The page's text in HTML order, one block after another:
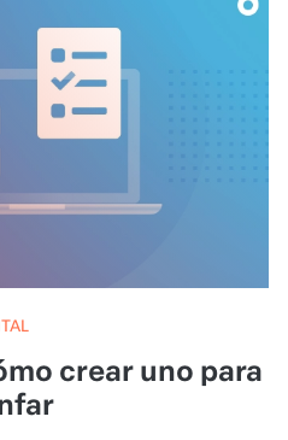
crear uno para